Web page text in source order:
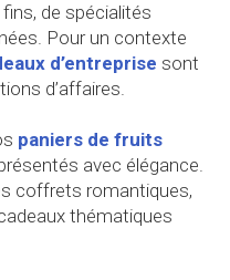
de spécialités
Pour un contexte
d’entreprise sont
d’affaires.
paniers de fruits
avec élégance.
coffrets romantiques,
thématiques